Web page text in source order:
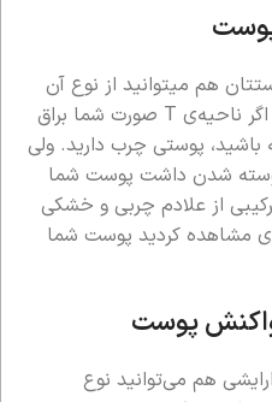
هم میتوانید از نوع آن
باخبر شوید. به جلوی آیینه بروید اگر ناحیه‌ی T صورت شما براق
پوستی چرب دارید. ولی
شدن داشت پوست شما
از علادم چربی و خشکی
مشاهده کردید پوست شما
پوست
هم می‌توانید نوع